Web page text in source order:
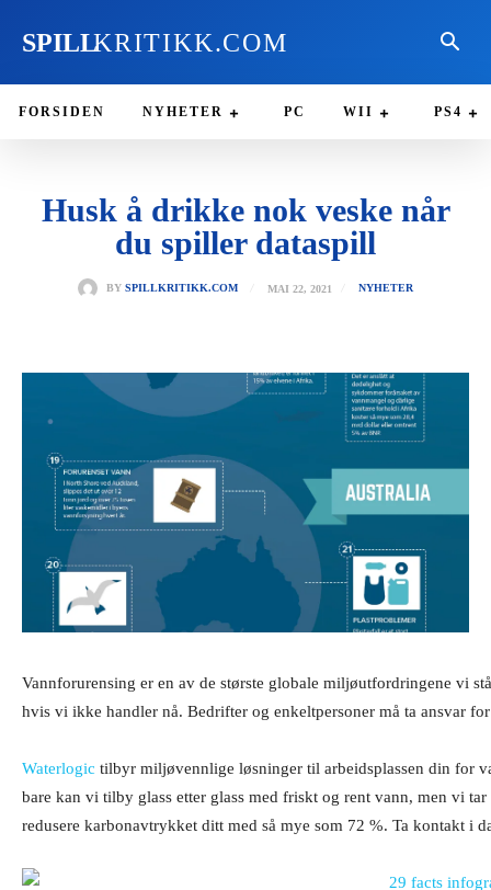
SPILLKRITIKK.COM
FORSIDEN NYHETER PC WII PS4
Husk å drikke nok veske når
du spiller dataspill
BY SPILLKRITIKK.COM MAI 22, 2021 NYHETER
Vannforurensing er en av de største globale miljøutfordringene vi
hvis vi ikke handler nå. Bedrifter og enkeltpersoner må ta ansvar
Waterlogic tilbyr miljøvennlige løsninger til arbeidsplassen din for
bare kan vi tilby glass etter glass med friskt og rent vann, men vi
redusere karbonavtrykket ditt med så mye som 72 %. Ta kontakt i